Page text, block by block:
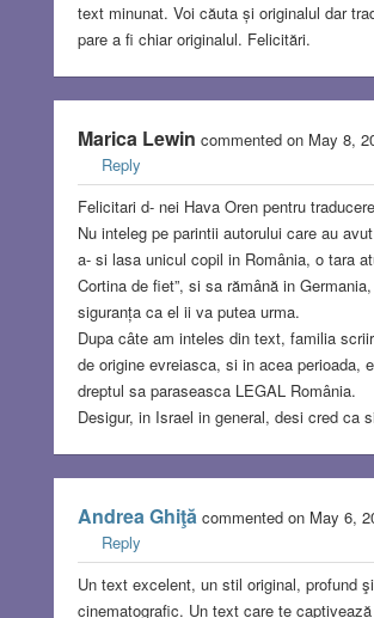
text minunat. Voi căuta și originalul dar
pare a fi chiar originalul. Felicitări.
Marica Lewin commented on May 8,
Reply
Felicitari d- nei Hava Oren pentru
Nu inteleg pe parintii autorului care au avut
a- si lasa unicul copil in România, o tara
Cortina de fiet”, si sa rămână in
siguranța ca el ii va putea urma.
Dupa câte am inteles din text, familia
de origine evreiasca, si in acea perioada,
dreptul sa paraseasca LEGAL România.
Desigur, in Israel in general, desi cred ca
Andrea Ghiţăcommented on May 6,
Reply
Un text excelent, un stil original, profund
cinematografic. Un text care te